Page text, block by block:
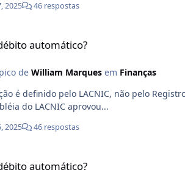
2025 46 respostas
automático?
de William Marquesem Finanças
é definido pelo LACNIC, não pelo
do LACNIC aprovou...
2025 46 respostas
automático?